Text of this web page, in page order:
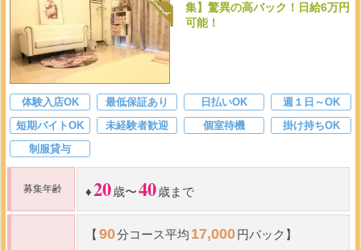
集】驚異の高バック！日給6万円
可能！
体験入店OK 最低保証あり 日払いOK
週１日～OK
短期バイトOK
未経験者歓迎 個室待機
掛け持ちOK
制服貸与
募集年齢 ♦️20歳〜40歳まで
【 90分コース平均 17,000円バック】